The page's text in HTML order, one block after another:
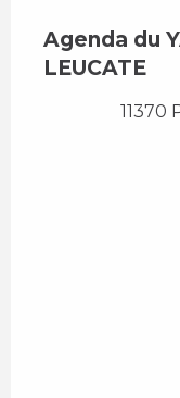
Agenda du
LEUCATE
11370